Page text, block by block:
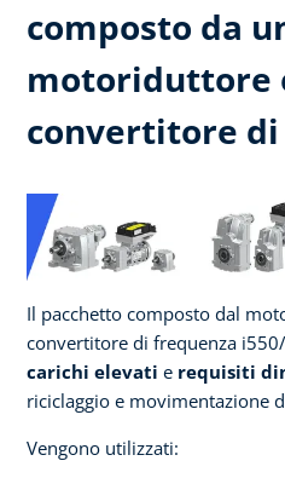
composto da
motoriduttore
convertitore
Il pacchetto composto dal
convertitore di frequenza
carichi elevati e requisiti
riciclaggio e movimentazione
Vengono utilizzati: